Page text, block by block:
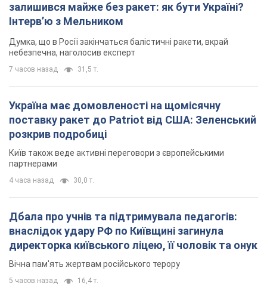
залишився майже без ракет: як бути Україні?
Інтерв’ю з Мельником
Думка, що в Росії закінчаться балістичні ракети, вкрай
небезпечна, наголосив експерт
7 часов назад 31,5 т.
Україна має домовленості на щомісячну
поставку ракет до Patriot від США: Зеленський
розкрив подробиці
Київ також веде активні переговори з європейськими
партнерами
4 часа назад 30,0 т.
Дбала про учнів та підтримувала педагогів:
внаслідок удару РФ по Київщині загинула
директорка київського ліцею, її чоловік та онук
Вічна пам'ять жертвам російського терору
5 часов назад 16,4 т.